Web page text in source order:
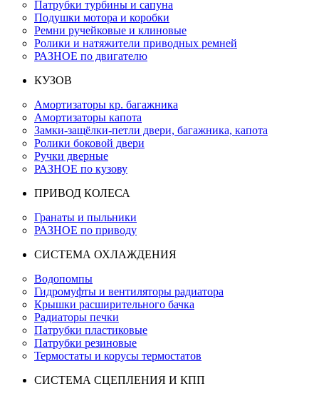
Патрубки турбины и сапуна
Подушки мотора и коробки
Ремни ручейковые и клиновые
Ролики и натяжители приводных ремней
РАЗНОЕ по двигателю
КУЗОВ
Амортизаторы кр. багажника
Амортизаторы капота
Замки-защёлки-петли двери, багажника, капота
Ролики боковой двери
Ручки дверные
РАЗНОЕ по кузову
ПРИВОД КОЛЕСА
Гранаты и пыльники
РАЗНОЕ по приводу
СИСТЕМА ОХЛАЖДЕНИЯ
Водопомпы
Гидромуфты и вентиляторы радиатора
Крышки расширительного бачка
Радиаторы печки
Патрубки пластиковые
Патрубки резиновые
Термостаты и корусы термостатов
СИСТЕМА СЦЕПЛЕНИЯ И КПП